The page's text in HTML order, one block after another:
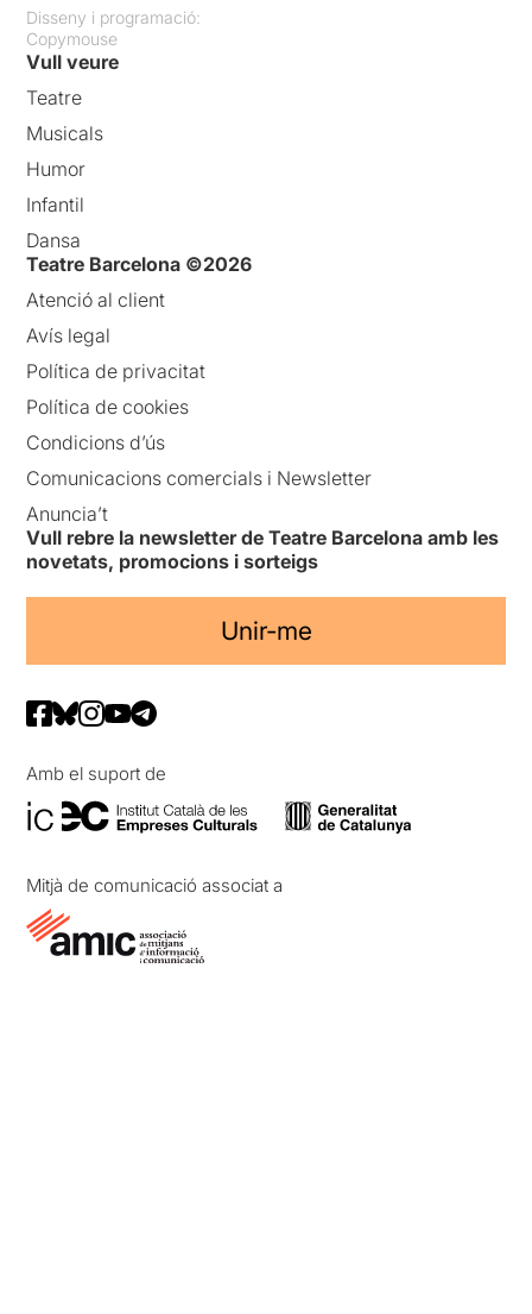
Disseny i programació:
Copymouse
Vull veure
Teatre
Musicals
Humor
Infantil
Dansa
Teatre Barcelona ©2026
Atenció al client
Avís legal
Política de privacitat
Política de cookies
Condicions d’ús
Comunicacions comercials i Newsletter
Anuncia’t
Vull rebre la newsletter de Teatre Barcelona amb les
novetats, promocions i sorteigs
Unir-me
Amb el suport de
Mitjà de comunicació associat a